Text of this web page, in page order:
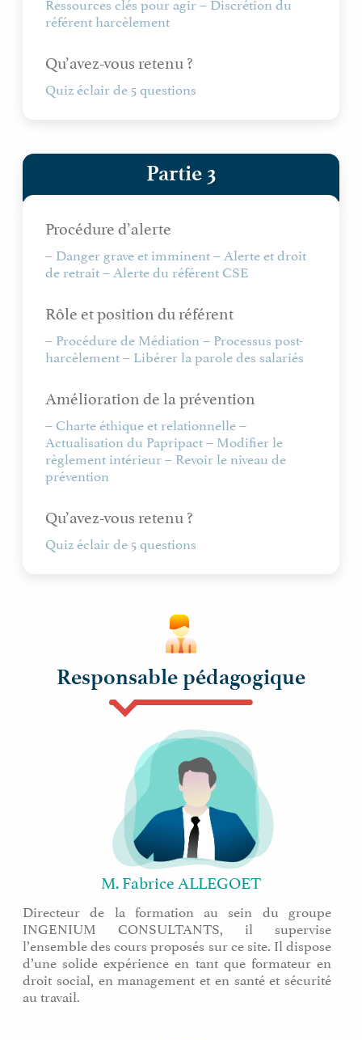
référent harcèlement
Qu’avez-vous retenu ?
Quiz éclair de 5 questions
Partie 3
Procédure d’alerte
– Danger grave et imminent – Alerte et droit
de retrait – Alerte du référent CSE
Rôle et position du référent
– Procédure de Médiation – Processus post-
harcèlement – Libérer la parole des salariés
Amélioration de la prévention
– Charte éthique et relationnelle –
Actualisation du Papripact – Modifier le
règlement intérieur – Revoir le niveau de
prévention
Qu’avez-vous retenu ?
Quiz éclair de 5 questions
Responsable pédagogique
M. Fabrice ALLEGOET
Directeur de la formation au sein du groupe
INGENIUM CONSULTANTS, il supervise
l’ensemble des cours proposés sur ce site. Il dispose
d’une solide expérience en tant que formateur en
droit social, en management et en santé et sécurité
au travail.